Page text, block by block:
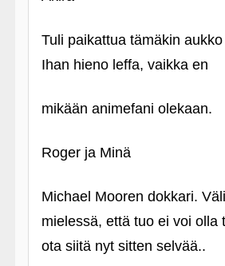
Tuli paikattua tämäkin
Ihan hieno leffa, vaikka en
mikään animefani olekaan.
Roger ja Minä
Michael Mooren dokkari.
mielessä, että tuo ei voi olla
ota siitä nyt sitten selvää..